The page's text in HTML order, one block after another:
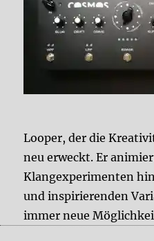
Looper, der die
neu erweckt. Er
Klangexperimenten
und inspirierenden
immer neue